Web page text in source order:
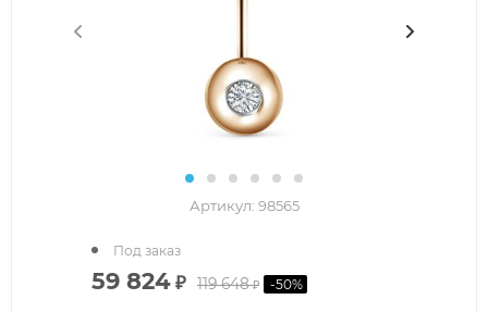
Артикул: 98565
59 824₽ 119 648₽ -50%
Под заказ